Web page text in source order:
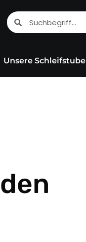
SucheSuche
Unsere Schleifstube